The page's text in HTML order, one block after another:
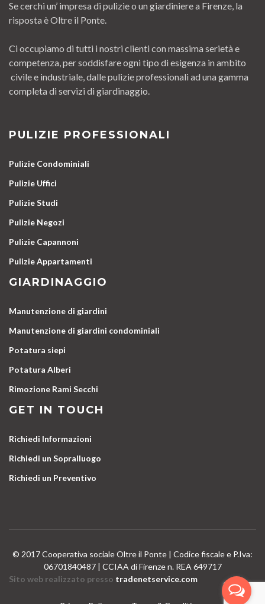
Se cerchi un’ impresa di pulizie o un giardiniere a Firenze, la
risposta è Oltre il Ponte.
Ci occupiamo di tutti i nostri clienti con massima serietà e
competenza, per soddisfare ogni tipo di esigenza in ambito
civile e industriale, dalle pulizie professionali ad una gamma
completa di servizi di giardinaggio.
PULIZIE PROFESSIONALI
Pulizie Condominiali
Pulizie Uffici
Pulizie Studi
Pulizie Negozi
Pulizie Capannoni
Pulizie Appartamenti
GIARDINAGGIO
Manutenzione di giardini
Manutenzione di giardini condominiali
Potatura siepi
Potatura Alberi
Rimozione Rami Secchi
GET IN TOUCH
Richiedi Informazioni
Richiedi un Sopralluogo
Richiedi un Preventivo
© 2017 Cooperativa sociale Oltre il Ponte | Codice fiscale e P.Iva:
06701840487 | CCIAA di Firenze n. REA 649717
Sito web realizzato presso tradenetservice.com